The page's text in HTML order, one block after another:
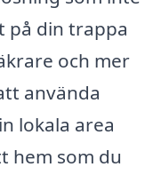
på din trappa
och mer
använda
lokala area
hem som du